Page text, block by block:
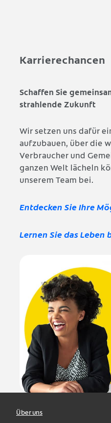
Karrierechancen
Schaffen Sie
strahlende Zukunft
Wir setzen uns dafür
aufzubauen, über die
Verbraucher und
ganzen Welt lächeln
unserem Team bei.
Entdecken Sie Ihre
Lernen Sie das Leben
Über uns